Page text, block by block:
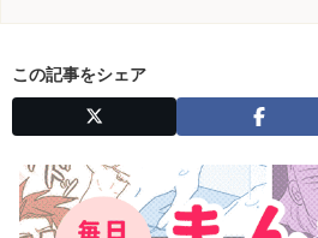
この記事をシェア